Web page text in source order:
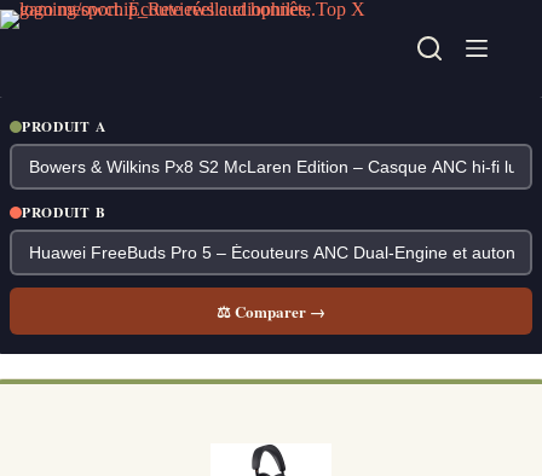
Passer
au
PRODUIT A
PRODUIT B
⚖ Comparer →